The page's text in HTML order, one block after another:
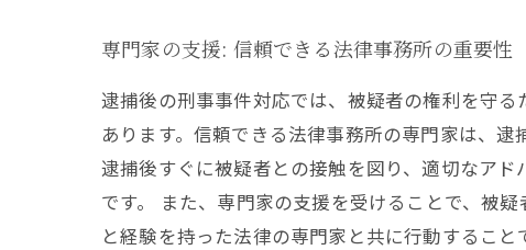
専門家の支援: 信頼できる法律事務所の重要性
逮捕後の刑事事件対応では、被疑者の権利を守
あります。信頼できる法律事務所の専門家は、
逮捕後すぐに被疑者との接触を図り、適切なア
です。 また、専門家の支援を受けることで、被
と経験を持った法律の専門家と共に行動するこ